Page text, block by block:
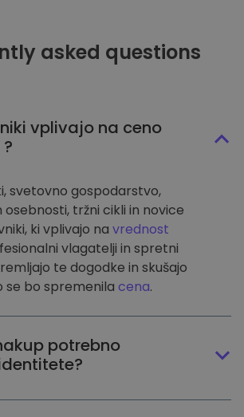
asked questions
vplivajo na ceno
svetovno gospodarstvo,
tržni cikli in novice
ki vplivajo na vrednost
vlagatelji in spretni
te dogodke in skušajo
se bo spremenila cena.
potrebno